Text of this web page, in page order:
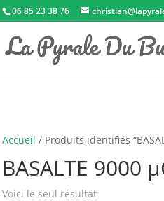
06 85 23 38 76
Accueil / Produits identifiés
BASALTE 9000
Voici le seul résultat